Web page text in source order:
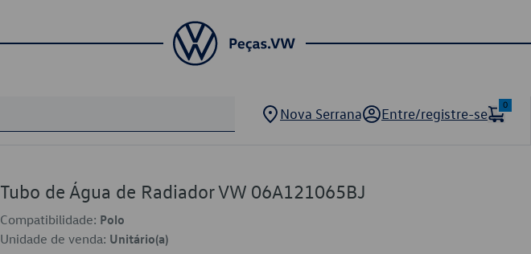
Nova Serrana Entre/registre-se
0
Tubo de Água de Radiador VW 06A121065BJ
Compatibilidade: Polo
Unidade de venda: Unitário(a)